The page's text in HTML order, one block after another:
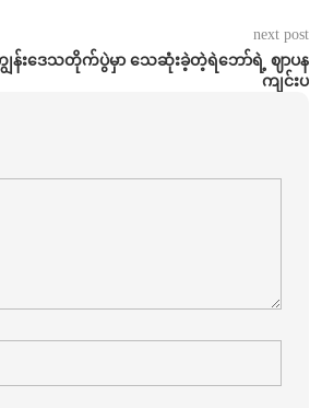
next post
န်းဒေသတိုက်ပွဲမှာ သေဆုံးခဲ့တဲ့ရဲဘော်ရဲ့ ဈာပန
ကျင်းပ